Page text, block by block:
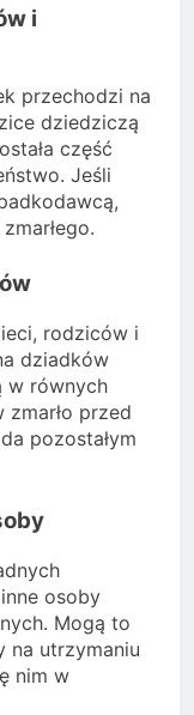
i
przechodzi na
dziedziczą
część
Jeśli
rodziców i
dziadków
w równych
przed
pozostałym
osoby
Mogą to
na utrzymaniu
nim w